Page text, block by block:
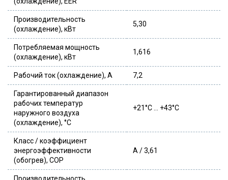
Производительность
(охлаждение), кВт
5,30
Потребляемая мощность
(охлаждение), кВт
1,616
Рабочий ток (охлаждение), А 7,2
Гарантированный диапазон
рабочих температур
наружного воздуха
(охлаждение), °С
+21°C … +43°С
Класс / коэффициент
энергоэффективности
(обогрев), COP
А / 3,61